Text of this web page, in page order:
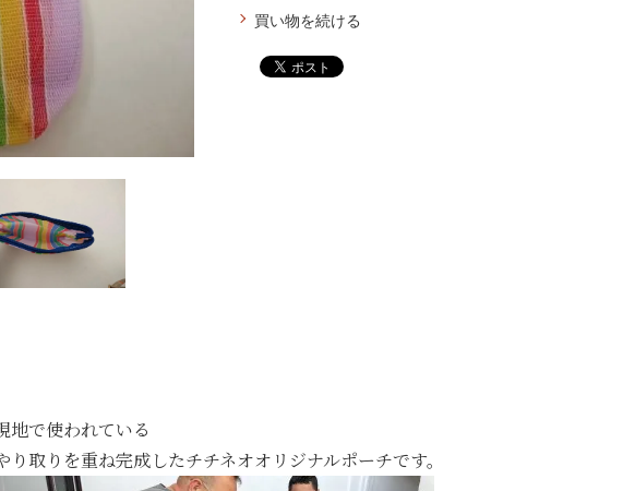
買い物を続ける
地で使われている
取りを重ね完成したチチネオオリジナルポーチです。